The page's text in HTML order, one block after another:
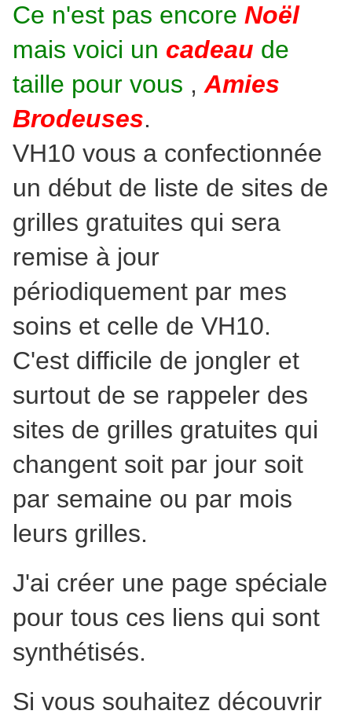
Ce n'est pas encore Noël
mais voici un cadeau de
taille pour vous , Amies
Brodeuses.
VH10 vous a confectionnée
un début de liste de sites de
grilles gratuites qui sera
remise à jour
périodiquement par mes
soins et celle de VH10.
C'est difficile de jongler et
surtout de se rappeler des
sites de grilles gratuites qui
changent soit par jour soit
par semaine ou par mois
leurs grilles.
J'ai créer une page spéciale
pour tous ces liens qui sont
synthétisés.
Si vous souhaitez découvrir